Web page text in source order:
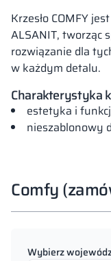
Krzesło COMFY
ALSANIT, tworząc
rozwiązanie dla
w każdym detalu.
Charakterystyka
estetyka i
nieszablonowy
Comfy
Wybierz